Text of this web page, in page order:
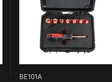
BE101A